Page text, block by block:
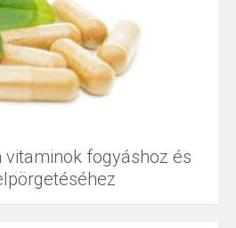
fogyáshoz és